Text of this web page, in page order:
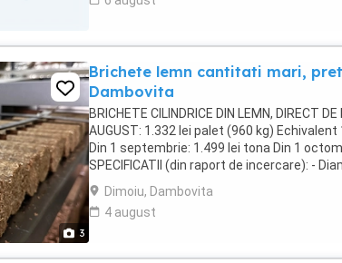
3
Brichete lemn cantitati mari,
Dambovita
BRICHETE CILINDRICE DIN LEMN, DIRECT
AUGUST: 1.332 lei palet (960 kg)
Din 1 septembrie: 1.499 lei tona Din 1
SPECIFICATII (din raport de incercare): -
340 mm - Putere calorica superioara ...
Dimoiu, Dambovita
4 august